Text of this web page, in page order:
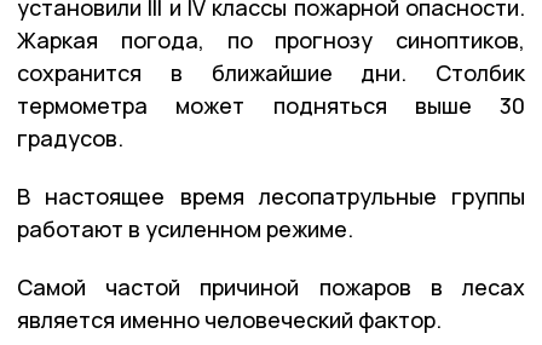
установили III и IV классы пожарной опасности.
Жаркая погода, по прогнозу синоптиков,
сохранится в ближайшие дни. Столбик
термометра может подняться выше 30
градусов.
В настоящее время лесопатрульные группы
работают в усиленном режиме.
Самой частой причиной пожаров в лесах
является именно человеческий фактор.